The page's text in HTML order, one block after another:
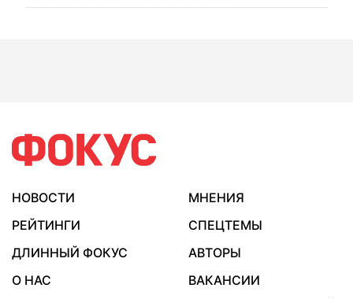
НОВОСТИ
МНЕНИЯ
РЕЙТИНГИ
СПЕЦТЕМЫ
ДЛИННЫЙ ФОКУС
АВТОРЫ
О НАС
ВАКАНСИИ